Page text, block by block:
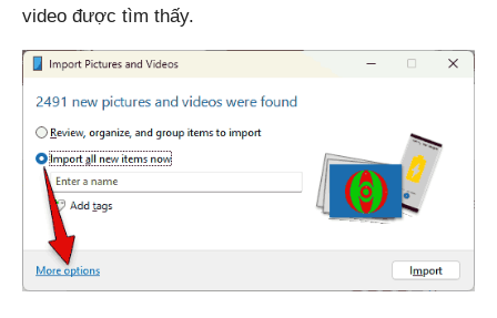
video được tìm thấy.